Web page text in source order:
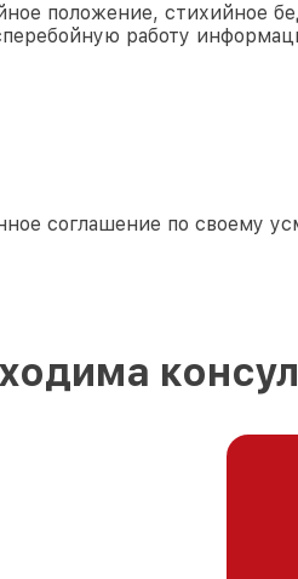
положение, стихийное
работу
соглашение по своему